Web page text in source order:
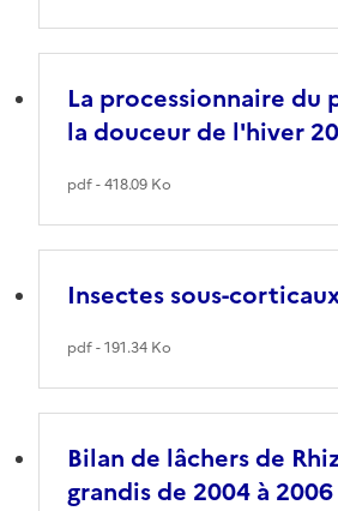
La processionnaire
la douceur de l'hiver
pdf - 418.09 Ko
Insectes sous-
pdf - 191.34 Ko
Bilan de lâchers de
grandis de 2004 à 2006